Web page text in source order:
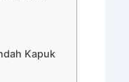
Kapuk